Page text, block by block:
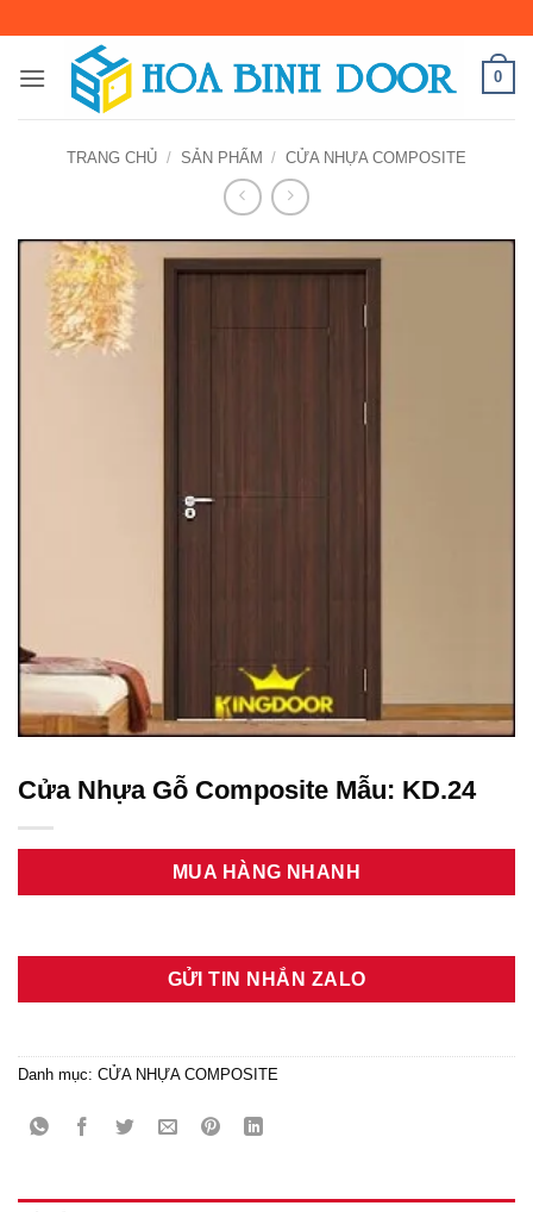
nội
0
TRANG CHỦ / SẢN PHẨM / CỬA NHỰA COMPOSITE
Cửa Nhựa Gỗ Composite Mẫu: KD.24
MUA HÀNG NHANH
GỬI TIN NHẮN ZALO
Danh mục: CỬA NHỰA COMPOSITE